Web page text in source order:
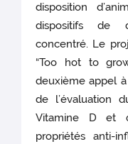
disposition
dispositifs de
concentré. Le
“Too hot to
deuxième appel à
de l’évaluation
Vitamine D et
propriétés anti-